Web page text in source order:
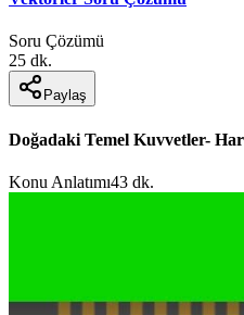
Soru Çözümü
25 dk.
Paylaş
Doğadaki Temel Kuvvetler-
Konu Anlatımı43 dk.